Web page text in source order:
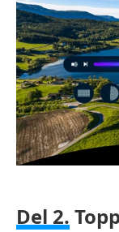
Del 2.